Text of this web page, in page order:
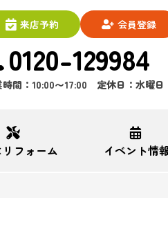
来店予約 会員登録
0120-129984
時間：10:00〜17:00 定休日：水曜日
フォーム イベント情